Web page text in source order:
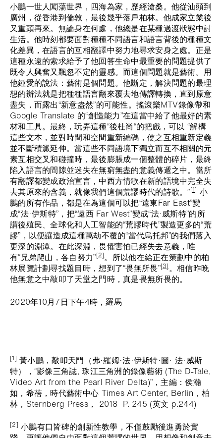
小鵬一世人闖蕩世界，四海為家，歷經滄桑。他從汕頭到
廣州，從香港到倫敦，最後幾乎落戶柏林。他成家立業後
又重頭再來。無論身在何處，他總是在某種過渡狀態中討
生活。他時刻都要面對種種不同語言和語言背後的種種文
化差異，在語言的互相翻譯中努力地尋求安身之處。正是
這種永遠的索求給予了他回答生命中最重要的問題提供了
既令人興奮又飄忽不定的靈感。而這個問題就是藝術。用
他鍾愛的說法：藝術是個問題。他斷定，解決問題的最理
想的辦法就是把種種語言翻來覆去地傳譯轉換，直到原意
盡失，而露出“新意盎然”的可能性。搖滾樂MTV錄像帶和
Google Translate 的“創造能力”在這當中給了他最好的素
材和工具。最終，玩弄這種“後杜尚“的把戲，可以 “解構
這些文本，並對時間和空間重新編碼，使之互相重新定義
並不斷積澱延伸。當這些不同語境下獨立而互不相關的元
素互相交叉和碰撞時，最後膨脹成一個整體的碎片，最終
陷入語言的間隙並迷失在無窮無盡的意義傳遞之中。當所
有翻譯都變成政治宣言，中西方情歌在新的語境中完全失
去其原來的含義，就像我們這個荒謬時代的詩歌。”[1]小
鵬的所有作品，都是在為這個可以把“遠東Far East”變
成“法·伊斯特”，把“遠西 Far West”變成“法·威斯特”的所
謂後殖民、全球化和人工智能的“荒謬時代”製造更多的“荒
謬”，以便讓造成這種萬劫不覆的“當代烏托邦”的我們落入
更深的淵潭。在此深淵，畏懼害怕已經失去意義，唯
有“兄弟爬山，各自努力”[2]。所以他在給正在策劃中的柏
林展覽計劃尋找題目時，想到了“畏無所畏”[3]。相信昨晚
他無意之中敲叩了天堂之門時，真是畏無所畏的。
2020年10月7日下午4時，羅馬
[1] 黃小鵬，敲叩天門（弗·羅姆·法·伊斯特·圖· 法·威斯
特），“影像三角誌, 珠江三角洲的錄像藝術 (The D-Tale,
Video Art from the Pearl River Delta)”，主編：侯瀚
如，希蓓，時代藝術中心 Times Art Center, Berlin，柏
林，Sternberg Press， 2018 P. 245 (英文 p.244)
[2] 小鵬有口皆碑的創新性教學，不僅鼓勵後進勇於實